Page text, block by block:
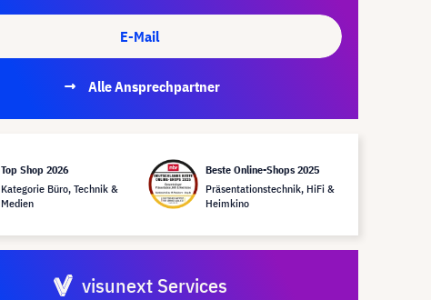
E-Mail
Alle Ansprechpartner
Top Shop 2026
Kategorie Büro, Technik &
Medien
Beste Online-Shops 2025
Präsentationstechnik, HiFi &
Heimkino
visunext Services